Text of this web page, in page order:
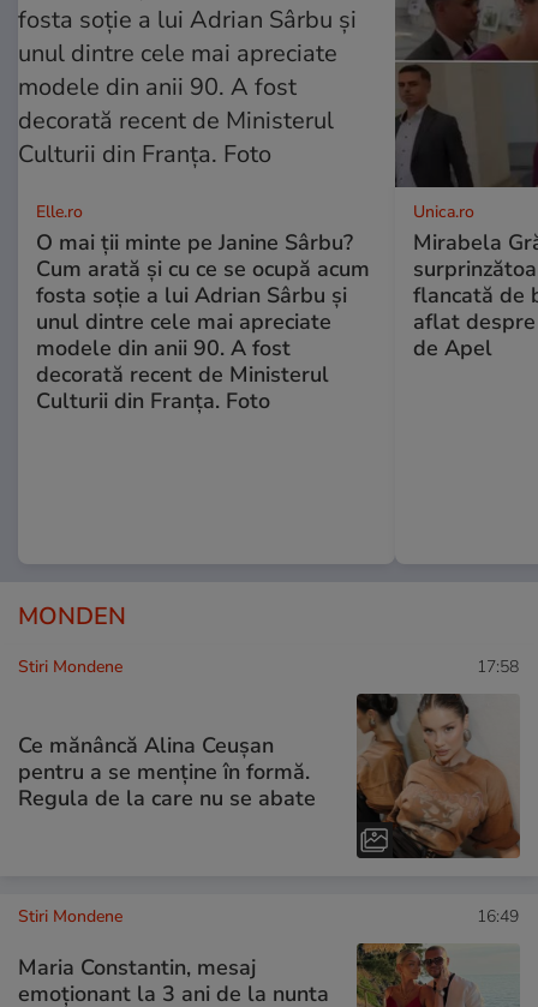
Elle.ro
O mai ții minte pe Janine Sârbu?
Cum arată și cu ce se ocupă acum
fosta soție a lui Adrian Sârbu și
unul dintre cele mai apreciate
modele din anii 90. A fost
decorată recent de Ministerul
Culturii din Franța. Foto
Unica.ro
Mirabela
flancată de
aflat
de Apel
MONDEN
Stiri Mondene 17:58
Ce mănâncă Alina Ceușan
pentru a se menține în formă.
Regula de la care nu se abate
Stiri Mondene 16:49
Maria Constantin, mesaj
emoționant la 3 ani de la nunta